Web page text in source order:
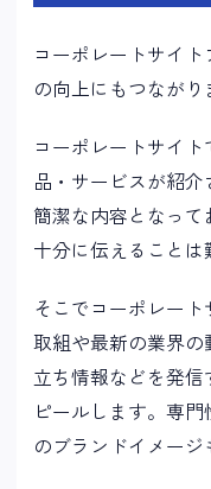
コーポレートサイ
の向上にもつながり
コーポレートサイ
品・サービスが紹
簡潔な内容となっ
十分に伝えることは
そこでコーポレー
取組や最新の業界
立ち情報などを発
ピールします。専
のブランドイメージ